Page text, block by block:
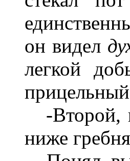
он видел
легкой
-Второй,
ниже